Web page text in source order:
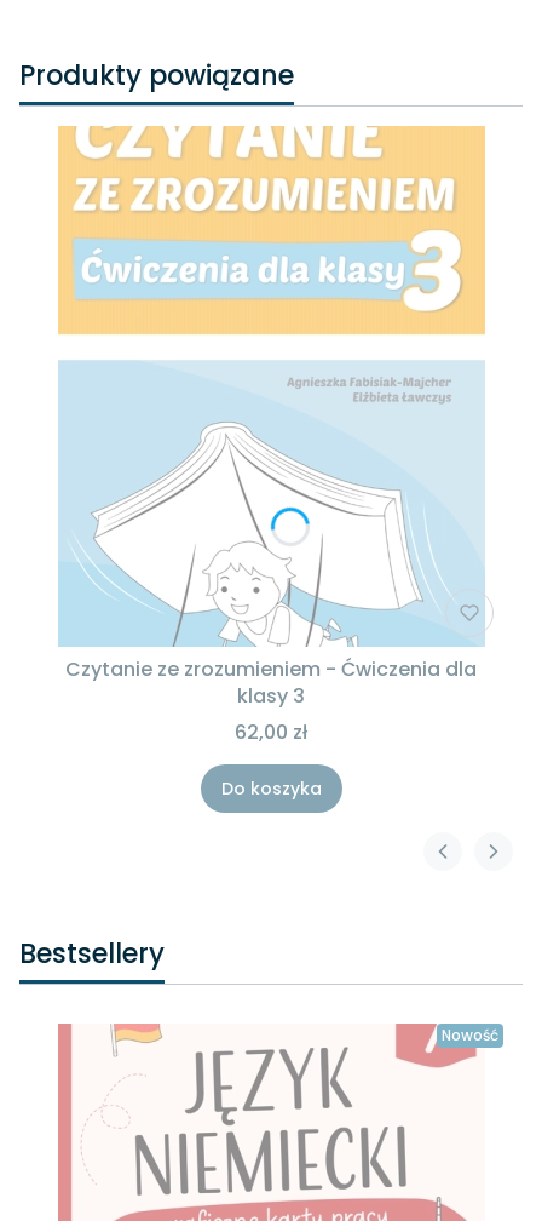
Produkty powiązane
Czytanie ze zrozumieniem - Ćwiczenia dla
klasy 3
62,00 zł
Do koszyka
Bestsellery
Nowość